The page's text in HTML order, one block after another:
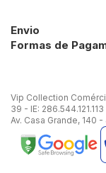
Envio
Formas de
Vip Collection
39 - IE: 286.544.121.113
Av. Casa Grande, 140